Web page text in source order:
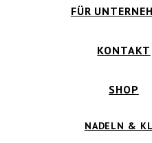
FÜR
KONTAKT
SHOP
NADELN &